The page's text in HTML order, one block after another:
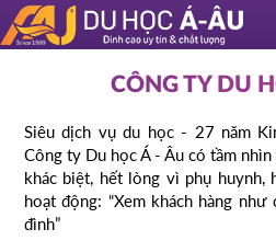
CÔNG TY DU
Siêu dịch vụ du học - 27 năm
Công ty Du học Á - Âu có tầm
khác biệt, hết lòng vì phụ huynh,
hoạt động: “Xem khách hàng
đình”